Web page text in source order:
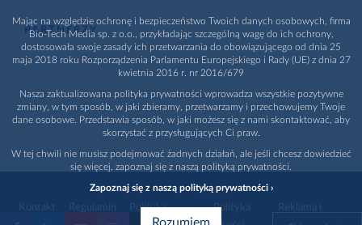
PARTNERZY
Polityka
Polityka
Mając na względzie ochronę i bezpieczeństwo Twoich danych osobowych, firma
Bio-Tech Media sp. z o.o., przykładając szczególną wagę do ich ochrony,
dostosowała swoje zasady ich przetwarzania do obowiązującego od dnia 25
maja 2018 roku Rozporządzenia Parlamentu Europejskiego i Rady (UE) z dnia 27
kwietnia 2016 r. nr 2016/679
Nasza zaktualizowana polityka prywatności wprowadza wszystkie pozytywne
zmiany, w tym sposób, w jaki zbieramy, przetwarzamy i przechowujemy Twoje
dane osobowe. Przedstawia sposób, w jaki możesz się z nami skontaktować, aby
skorzystać z przysługujących Ci praw.
W tej chwili nie musisz podejmować żadnych działań, ale jeśli chcesz dowiedzieć
się więcej, zapoznaj się z naszą polityką prywatności.
Zapoznaj się z naszą polityką prywatności ›